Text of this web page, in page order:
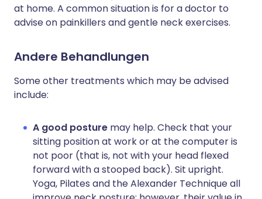
at home. A common situation is for a doctor to
advise on painkillers and gentle neck exercises.
Andere Behandlungen
Some other treatments which may be advised
include:
A good posture may help. Check that your
sitting position at work or at the computer is
not poor (that is, not with your head flexed
forward with a stooped back). Sit upright.
Yoga, Pilates and the Alexander Technique all